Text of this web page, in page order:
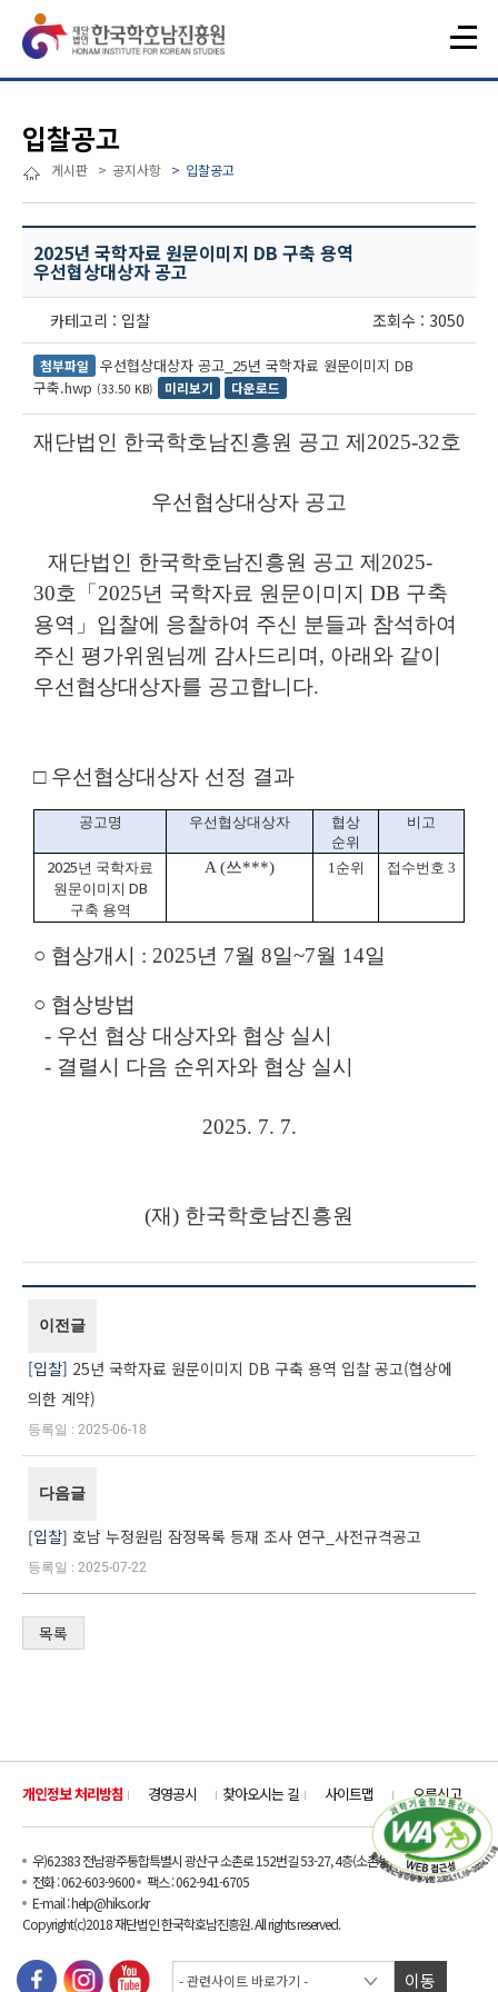
입찰공고
게시판 공지사항 입찰공고
2025년 국학자료 원문이미지 DB 구축 용역
우선협상대상자 공고
카테고리 : 입찰 조회수 : 3050
첨부파일
우선협상대상자 공고_25년 국학자료 원문이미지 DB
구축.hwp (33.50 KB) 미리보기 다운로드
재단법인 한국학호남진흥원 공고 제 2025-32호
우선협상대상자 공고
재단법인 한국학호남진흥원 공고 제 2025-
30호 「 2025년 국학자료 원문이미지 DB 구축
용역 」 입찰에 응찰하여 주신 분들과 참석하여
주신 평가위원님께 감사드리며 , 아래와 같이
우선협상대상자를 공고합니다.
□ 우선협상대상자 선정 결과
공고명 우선협상대상자
협상
순위
비고
2025년 국학자료
원문이미지 DB
구축 용역
A (쓰***) 1순위 접수번호 3
○ 협상개시 : 2025년 7월8일~7월 14일
○ 협상방법
- 우선 협상 대상자와 협상 실시
- 결렬시 다음 순위자와 협상 실시
2025. 7. 7.
(재) 한국학호남진흥원
이전글
입찰 25년 국학자료 원문이미지 DB 구축 용역 입찰 공고(협상에
의한 계약)
2025-06-18
다음글
입찰 호남 누정원림 잠정목록 등재 조사 연구_사전규격공고
2025-07-22
목록
개인정보 처리방침 경영공시 찾아오시는 길 사이트맵 오류신고
이동
우)62383 전남광주통합특별시 광산구 소촌로 152번길 53-27, 4층(소촌동)
전화 : 062-603-9600
팩스 : 062-941-6705
E-mail : help@hiks.or.kr
Copyright(c)2018 재단법인 한국학호남진흥원. All rights reserved.